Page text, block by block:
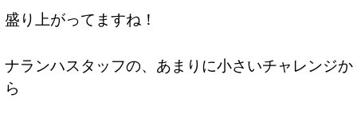
盛り上がってますね！
ナランハスタッフの、あまりに小さいチャレンジか
ら